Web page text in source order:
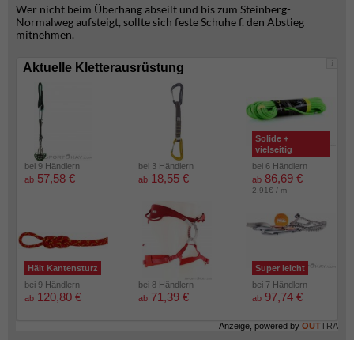
Wer nicht beim Überhang abseilt und bis zum Steinberg-
Normalweg aufsteigt, sollte sich feste Schuhe f. den Abstieg
mitnehmen.
i
Aktuelle Kletterausrüstung
bei 9 Händlern
ab 57,58 €
bei 3 Händlern
ab 18,55 €
Solide +
vielseitig
bei 6 Händlern
ab 86,69 €
2.91€ / m
Hält Kantensturz
bei 9 Händlern
ab 120,80 €
bei 8 Händlern
ab 71,39 €
Super leicht
bei 7 Händlern
ab 97,74 €
Anzeige, powered by OUTTRA